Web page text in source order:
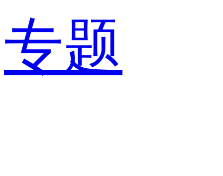
专题